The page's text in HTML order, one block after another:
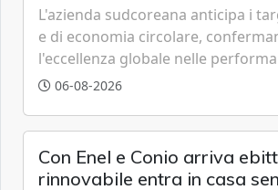
L'azienda sudcoreana anticipa i
e di economia circolare,
l'eccellenza globale nelle
grazie a innovazione, accessibilità
06-08-2026
Con Enel e Conio arriva
rinnovabile entra in casa